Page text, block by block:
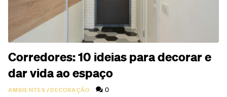
Corredores: 10 ideias para decorar e
dar vida ao espaço
AMBIENTES/DECORAÇÃO 0